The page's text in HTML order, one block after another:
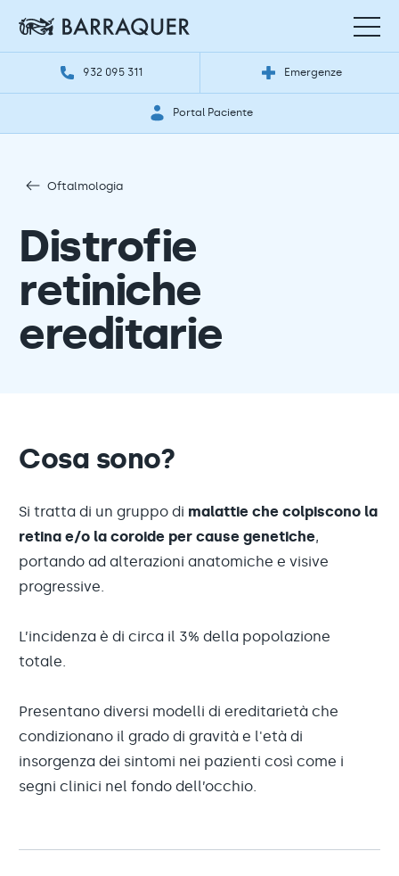
932 095 311 Emergenze
Portal Paciente
Oftalmologia
Distrofie
retiniche
ereditarie
Cosa sono?
Si tratta di un gruppo di malattie che colpiscono la
retina e/o la coroide per cause genetiche,
portando ad alterazioni anatomiche e visive
progressive.
L’incidenza è di circa il 3% della popolazione
totale.
Presentano diversi modelli di ereditarietà che
condizionano il grado di gravità e l'età di
insorgenza dei sintomi nei pazienti così come i
segni clinici nel fondo dell’occhio.